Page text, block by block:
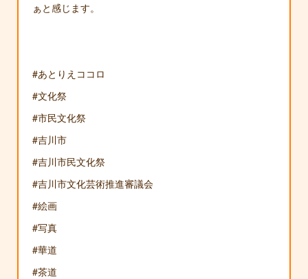
ぁと感じます。
#あとりえココロ
#文化祭
#市民文化祭
#吉川市
#吉川市民文化祭
#吉川市文化芸術推進審議会
#絵画
#写真
#華道
#茶道